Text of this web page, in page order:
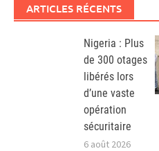
ARTICLES RÉCENTS
Nigeria : Plus
de 300 otages
libérés lors
d’une vaste
opération
sécuritaire
6 août 2026